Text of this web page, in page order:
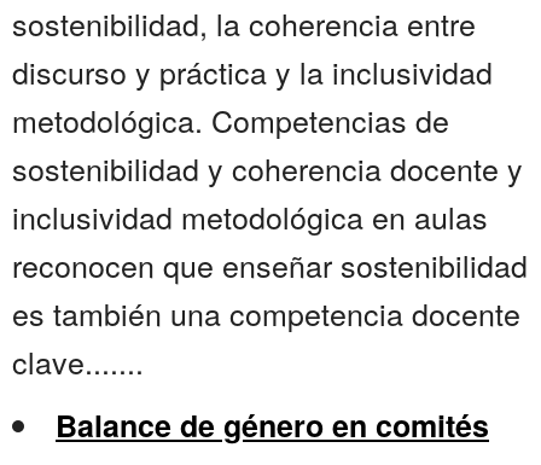
sostenibilidad, la coherencia entre
discurso y práctica y la inclusividad
metodológica. Competencias de
sostenibilidad y coherencia docente y
inclusividad metodológica en aulas
reconocen que enseñar sostenibilidad
es también una competencia docente
clave.......
Balance de género en comités